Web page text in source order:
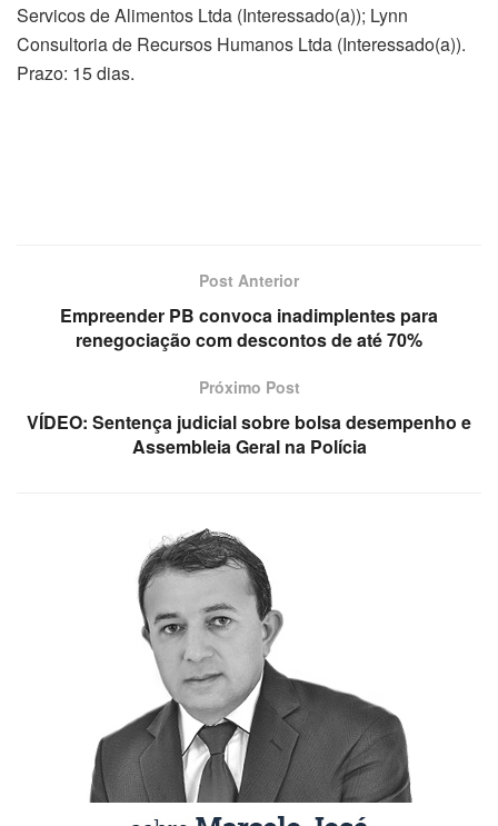
Servicos de Alimentos Ltda (Interessado(a)); Lynn
Consultoria de Recursos Humanos Ltda (Interessado(a)).
Prazo: 15 dias.
Post Anterior
Empreender PB convoca inadimplentes para
renegociação com descontos de até 70%
Próximo Post
VÍDEO: Sentença judicial sobre bolsa desempenho e
Assembleia Geral na Polícia